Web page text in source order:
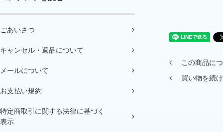
ごあいさつ
キャンセル・返品について
メールについて
お支払い規約
特定商取引に関する法律に基づく
表示
この商品に
買い物を続